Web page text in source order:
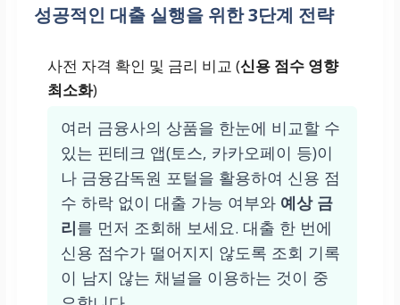
길고 안정적인 상환 기
융 취약 계층 지원이 목
신속한 심사 및 실행(10
분 이내) , 복잡한 서류 없
이 모바일 앱으로 간편
신청 가능합니다.
성공적인 대출 실행을 위한 3단계 전략
사전 자격 확인 및 금리 비교 (신용 점수 영향
최소화)
여러 금융사의 상품을 한눈에 비교할 수
있는 핀테크 앱(토스, 카카오페이 등)이
나 금융감독원 포털을 활용하여 신용 점
수 하락 없이 대출 가능 여부와 예상 금
리를 먼저 조회해 보세요. 대출 한 번에
신용 점수가 떨어지지 않도록 조회 기록
이 남지 않는 채널을 이용하는 것이 중